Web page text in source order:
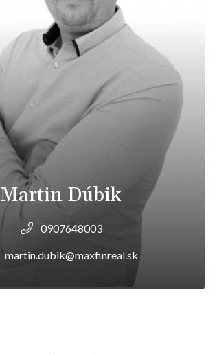
Martin Dúbik
0907648003
martin.dubik@maxfinreal.sk